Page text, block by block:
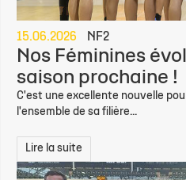
15.06.2026 NF2
Nos Féminines
saison prochaine !
C'est une excellente nouvelle
l'ensemble de sa filière...
Lire la suite